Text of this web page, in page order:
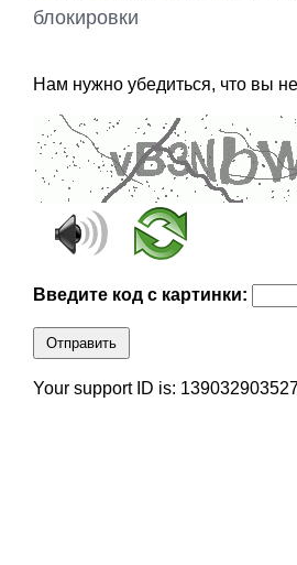
блокировки
Нам нужно убедиться, что вы
Введите код с картинки:
Отправить
Your support ID is: